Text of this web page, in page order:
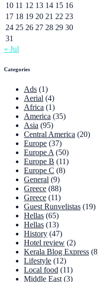
10 11 12 13 14 15 16
17 18 19 20 21 22 23
24 25 26 27 28 29 30
31
« Jul
Categories
Ads (1)
Aerial (4)
Africa (1)
America (35)
Asia (95)
Central America (20)
Europe (37)
Europe A (50)
Europe B (11)
Europe C (8)
General (9)
Greece (88)
Greece (11)
Guest Runvelistas (19)
Hellas (65)
Hellas (13)
History (47)
Hotel review (2)
Kerala Blog Express
Lifestyle (12)
Local food (11)
Middle East (3)